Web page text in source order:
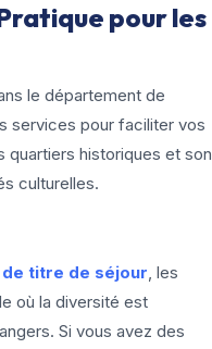
pour les
le département de
services pour faciliter vos
quartiers historiques et son
culturelles.
titre de séjour, les
où la diversité est
Si vous avez des